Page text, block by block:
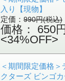
入り【現物】
定価：990円(税込)
価格： 650
<34%OFF>
＜期間限定価格
クターズ ビンゴカ